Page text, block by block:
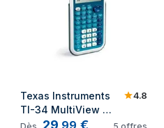
Texas Instruments
TI-34 MultiView
calculatrice Poche
4.8
29 €